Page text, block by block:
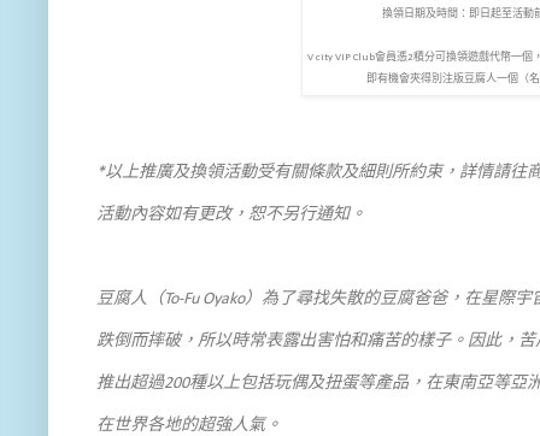
換領日期及時間：即日起至活動
V city VIP Club會員憑2積分可換領遊戲代幣一
即有機會夾得別注版豆腐人一個（
*以上推廣及換領活動受有關條款及細則所約束，詳情請往
活動內容如有更改，恕不另行通知。
豆腐人（To-Fu Oyako）為了尋找失散的豆腐爸爸，在星際
跌倒而摔破，所以時常表露出害怕和痛苦的樣子。因此，
推出超過200種以上包括玩偶及扭蛋等產品，在東南亞等亞
在世界各地的超強人氣。